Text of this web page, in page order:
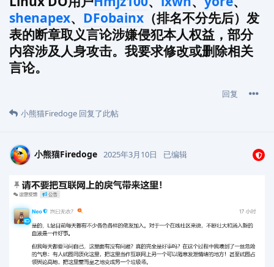
shenapex、 DFobainx （排名不分先后）发
表的断章取义言论涉嫌侵犯本人权益，部分
内容涉及人身攻击。我要求修改或删除相关
言论。
回复
小熊猫Firedoge 回复了此帖
小熊猫Firedoge 2025年3月10日 已编辑